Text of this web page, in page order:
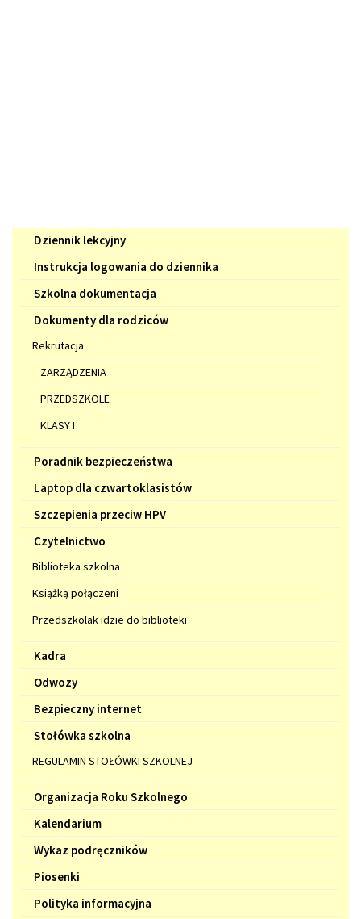
Menu
Dziennik lekcyjny
Instrukcja logowania do dziennika
Szkolna dokumentacja
Dokumenty dla rodziców
Rekrutacja
ZARZĄDZENIA
PRZEDSZKOLE
KLASY I
Poradnik bezpieczeństwa
Laptop dla czwartoklasistów
Szczepienia przeciw HPV
Czytelnictwo
Biblioteka szkolna
Książką połączeni
Przedszkolak idzie do biblioteki
Kadra
Odwozy
Bezpieczny internet
Stołówka szkolna
REGULAMIN STOŁÓWKI SZKOLNEJ
Organizacja Roku Szkolnego
Kalendarium
Wykaz podręczników
Piosenki
Polityka informacyjna